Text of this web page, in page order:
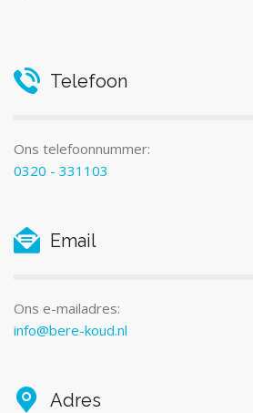
Telefoon
Ons telefoonnummer:
0320 - 331103
Email
Ons e-mailadres:
info@bere-koud.nl
Adres